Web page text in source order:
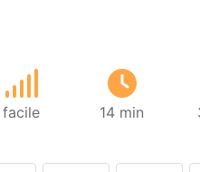
facile 14 min